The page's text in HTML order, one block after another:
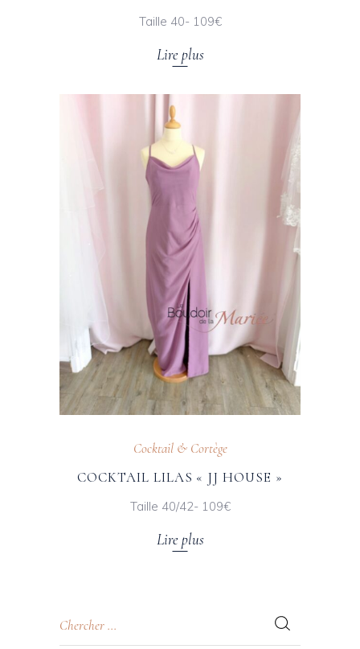
Taille 40- 109€
Lire plus
Cocktail & Cortège
COCKTAIL LILAS « JJ HOUSE »
Taille 40/42- 109€
Lire plus